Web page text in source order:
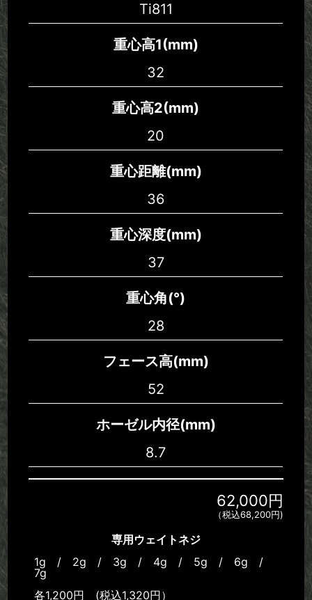
Ti811
重心高1(mm)
32
重心高2(mm)
20
重心距離(mm)
36
重心深度(mm)
37
重心角(°)
28
フェース高(mm)
52
ホーゼル内径(mm)
8.7
62,000円
（税込68,200円)
専用ウェイトネジ
1g / 2g / 3g / 4g / 5g / 6g /
7g
各1,200円 (税込1,320円）